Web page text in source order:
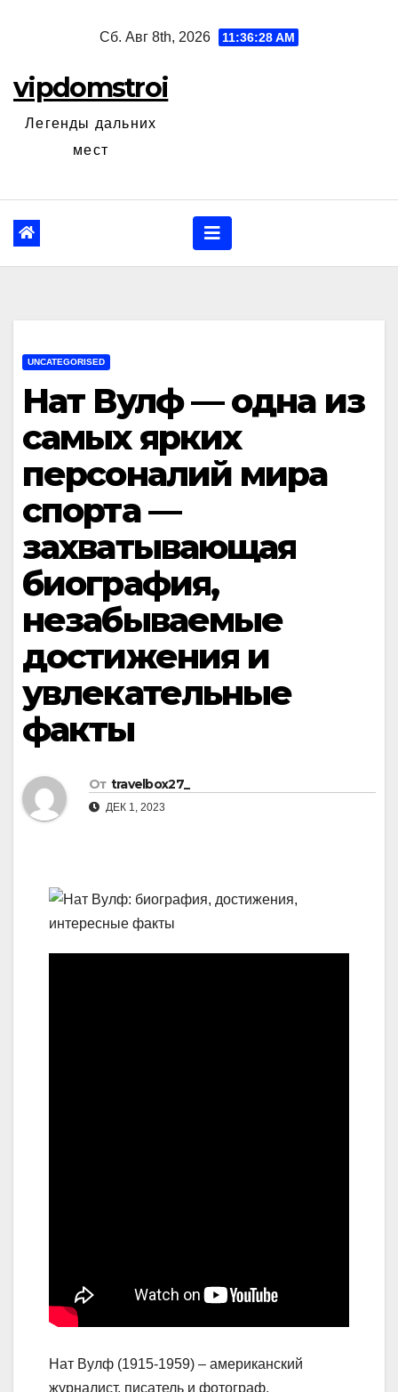
Сб. Авг 8th, 2026 11:36:29 AM
vipdomstroi
Легенды дальних
мест
UNCATEGORISED
Нат Вулф — одна из
самых ярких
персоналий мира
спорта —
захватывающая
биография,
незабываемые
достижения и
увлекательные
факты
От travelbox27_
ДЕК 1, 2023
Нат Вулф (1915-1959) – американский
журналист, писатель и фотограф,